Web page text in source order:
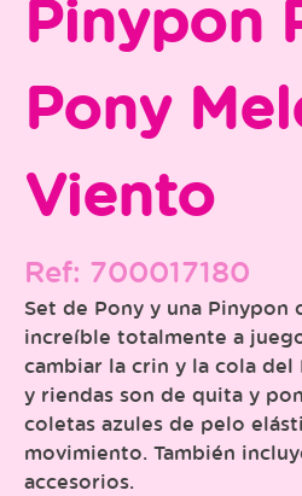
Pinypon
Pony
Viento
Ref: 700017180
Set de Pony y una Pinypon
increíble totalmente a
cambiar la crin y la cola del
y riendas son de quita y
coletas azules de pelo
movimiento. También
accesorios.